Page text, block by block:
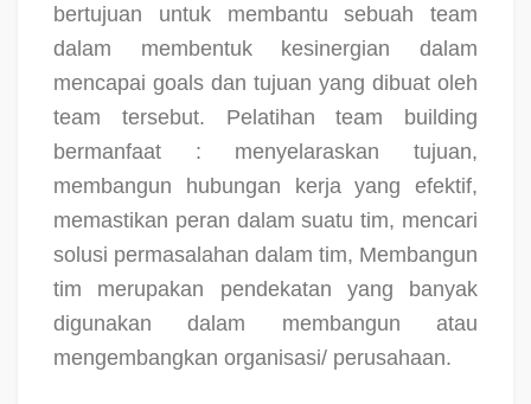
bertujuan untuk membantu sebuah team
dalam membentuk kesinergian dalam
mencapai goals dan tujuan yang dibuat oleh
team tersebut. Pelatihan team building
bermanfaat : menyelaraskan tujuan,
membangun hubungan kerja yang efektif,
memastikan peran dalam suatu tim, mencari
solusi permasalahan dalam tim, Membangun
tim merupakan pendekatan yang banyak
digunakan dalam membangun atau
mengembangkan organisasi/ perusahaan.